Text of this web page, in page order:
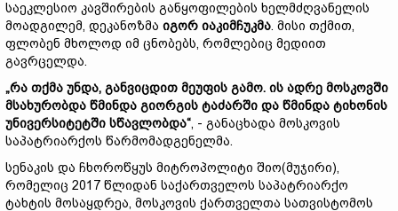
საეკლესიო კავშირების განყოფილების ხელმძღვანელის
მოადგილემ, დეკანოზმა იგორ იაკიმჩუკმა. მისი თქმით,
ფლობენ მხოლოდ იმ ცნობებს, რომლებიც მედიით
გავრცელდა.
„რა თქმა უნდა, განვიცდით მეუფის გამო. ის ადრე მოსკოვში
მსახურობდა წმინდა გიორგის ტაძარში და წმინდა ტიხონის
უნივერსიტეტში სწავლობდა“, - განაცხადა მოსკოვის
საპატრიარქოს წარმომადგენელმა.
სენაკის და ჩხოროწყუს მიტროპოლიტი შიო(მუჯირი),
რომელიც 2017 წლიდან საქართველოს საპატრიარქო
ტახტის მოსაყდრეა, მოსკოვის ქართველთა სათვისტომოს